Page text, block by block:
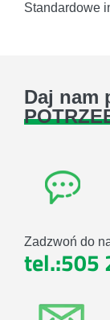
Standardowe
Daj nam
Zadzwoń do
tel.:505